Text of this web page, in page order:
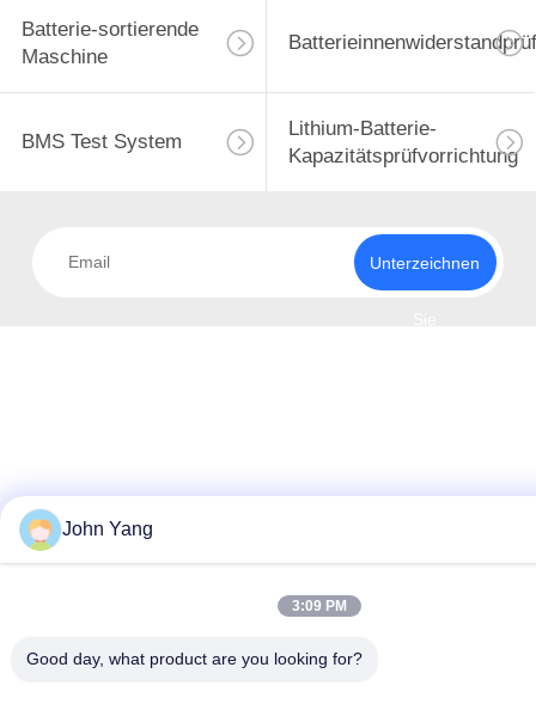
Batterie-sortierende
Maschine
BMS Test System
Lithium-Batterie-
Kapazitätsprüfvorrichtung
Unterzeichnen
John Yang
3:09 PM
Good day, what product are you looking for?